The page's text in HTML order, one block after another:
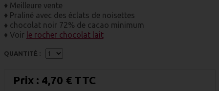
♦ Meilleure vente
♦ Praliné avec des éclats de noisettes
♦ chocolat noir 72% de cacao minimum
♦ Voir le rocher chocolat lait
QUANTITÉ :
Prix : 4,70 € TTC